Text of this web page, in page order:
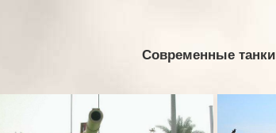
Современные танки